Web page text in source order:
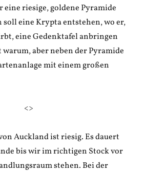
eine riesige, goldene Pyramide
soll eine Krypta entstehen, wo er,
eine Gedenktafel anbringen
aber neben der Pyramide
mit einem großen
<>
Auckland ist riesig. Es dauert
bis wir im richtigen Stock vor
stehen. Bei der